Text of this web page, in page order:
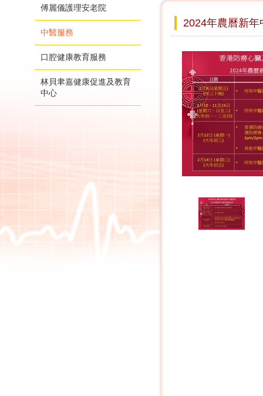
傅麗儀護理安老院
中醫服務
口腔健康教育服務
林貝聿嘉健康促進及教育
中心
2024年農曆新